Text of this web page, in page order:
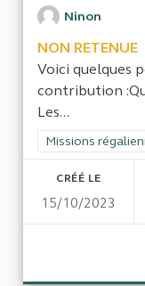
Ninon
NON RETENUE
Voici quelques
contribution
Les...
Filtrer les
Missions
CRÉÉ LE
15/10/2023